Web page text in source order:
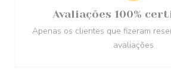
Avaliações 100%
Apenas os clientes que fizeram
avaliações